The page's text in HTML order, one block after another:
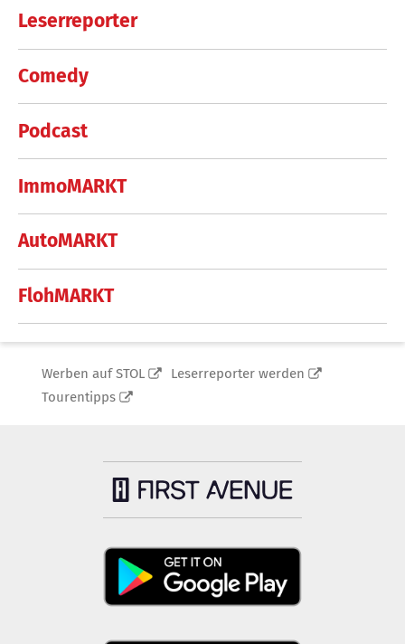
Leserreporter
Comedy
Podcast
ImmoMARKT
AutoMARKT
FlohMARKT
Werben auf STOL
Leserreporter werden
Tourentipps